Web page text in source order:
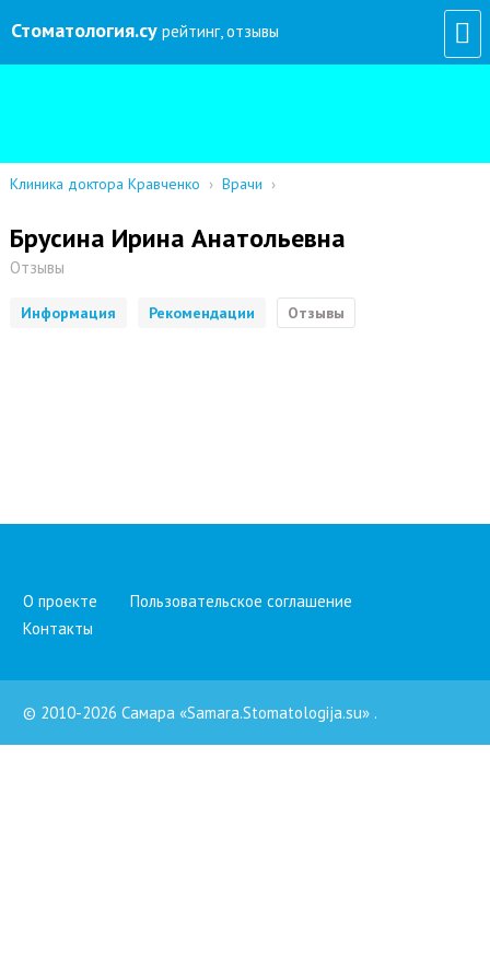
Стоматология.су рейтинг, отзывы
Клиника доктора Кравченко › Врачи ›
Брусина Ирина Анатольевна
Отзывы
Информация Рекомендации Отзывы
О проекте
Пользовательское соглашение
Контакты
© 2010-2026 Самара «Samara.Stomatologija.su» .